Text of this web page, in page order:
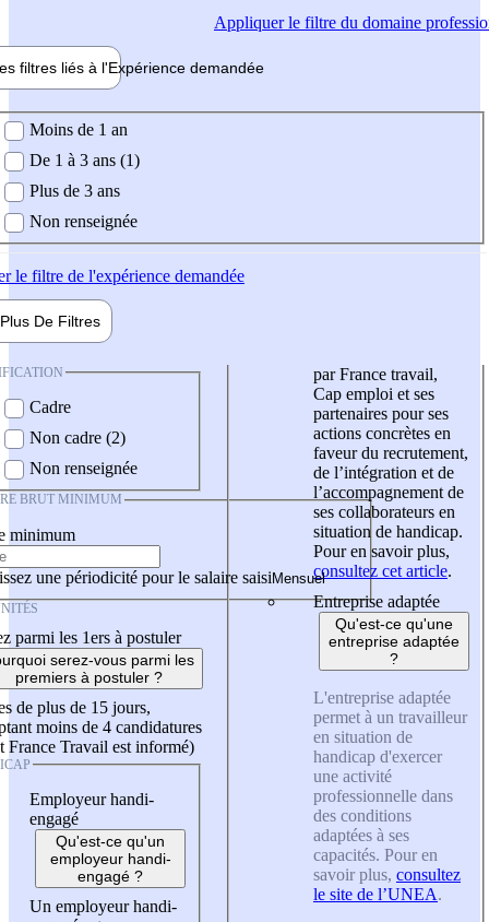
Appliquerle filtre du domaine
filtres liés à l'Expérience demandée
demandée
Moins de 1 an
De 1 à 3 ans (1)
Plus de 3 ans
Non renseignée
le filtre de l'expérience demandée
Plus De Filtres
Cadre
Non cadre (2)
Non renseignée
BRUT MINIMUM
minimum
une périodicité pour le salaire saisi
parmi les 1ers à postuler
serez-vous parmi les
premiers à postuler ?
de plus de 15 jours,
moins de 4 candidatures
France Travail est informé)
Employeur handi-
engagé
Qu'est-ce qu'un
employeur handi-
engagé ?
Un employeur handi-
par France travail,
Cap emploi et ses
partenaires pour ses
actions concrètes en
faveur du recrutement,
de l’intégration et de
l’accompagnement de
ses collaborateurs en
situation de handicap.
Pour en savoir plus,
consultez cet article.
Entreprise adaptée
Qu'est-ce qu'une
entreprise adaptée
?
L'entreprise adaptée
permet à un travailleur
en situation de
handicap d'exercer
une activité
professionnelle dans
des conditions
adaptées à ses
capacités. Pour en
savoir plus, consultez
le site de l’UNEA.